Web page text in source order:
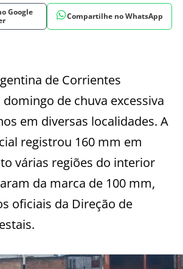
Google
Compartilhe no WhatsApp
de Corrientes
de chuva excessiva
em diversas localidades. A
registrou 160 mm em
várias regiões do interior
da marca de 100 mm,
oficiais da Direção de